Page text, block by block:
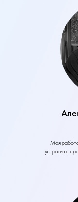
Моя
устранять